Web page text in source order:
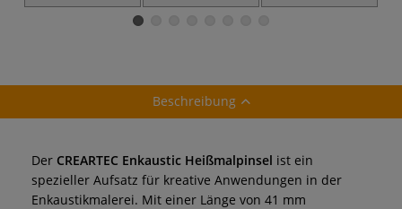
Enkaustik Malfarben Sets Schwamm 2er Set
Beschreibung
Der CREARTEC Enkaustic Heißmalpinsel ist ein
spezieller Aufsatz für kreative Anwendungen in der
Enkaustikmalerei. Mit einer Länge von 41 mm